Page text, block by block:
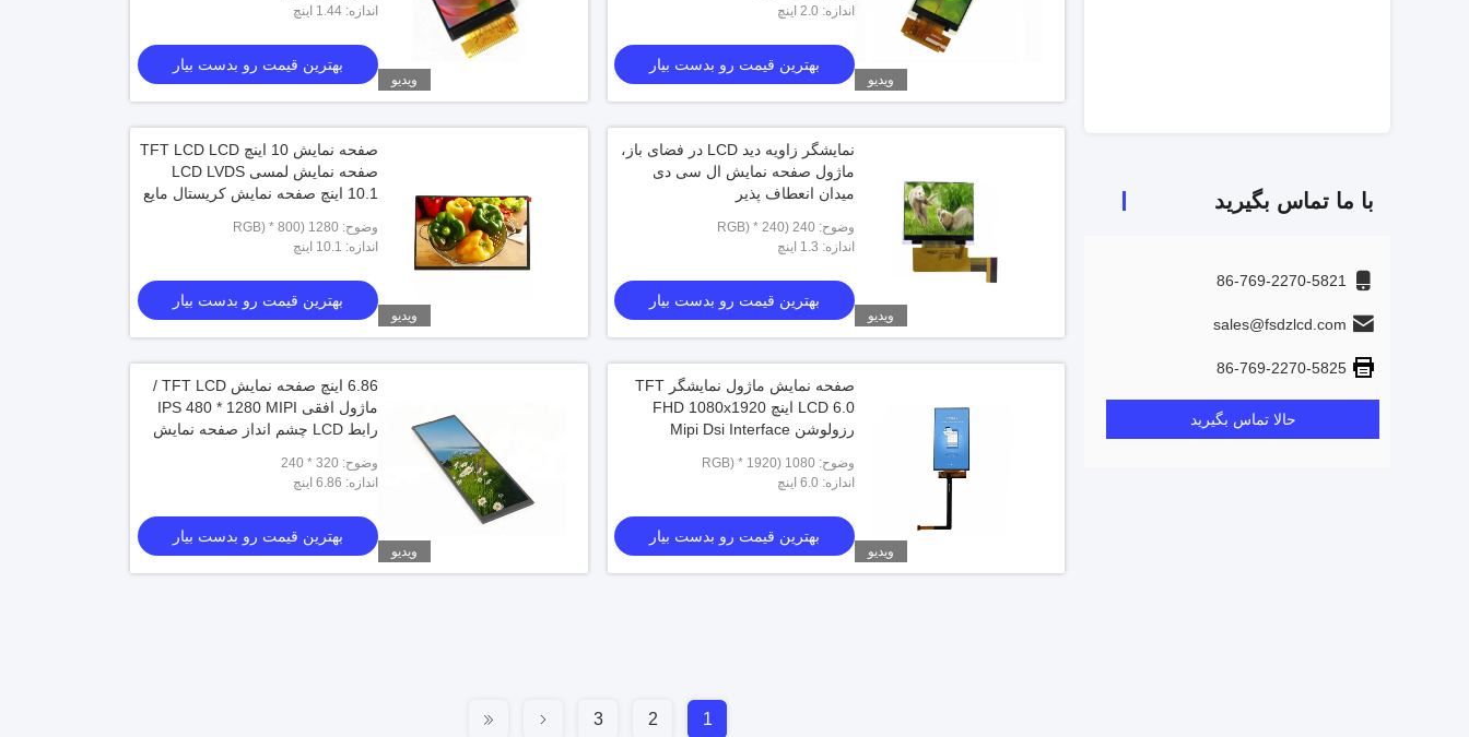
7 اینچ صفحه نمایش LCD
TFT
بهترین قیمت رو بدست بیار
با ما تماس بگیرید
86-769-2270-5821
sales@fsdzlcd.com
86-769-2270-5825
حالا تماس بگیرید
ویدیو
اندازه: 2.0 اینچ
بهترین قیمت رو بدست بیار
ویدیو
اندازه: 1.44 اینچ
بهترین قیمت رو بدست بیار
ویدیو
نمایشگر زاویه دید LCD در فضای باز،
ماژول صفحه نمایش ال سی دی
میدان انعطاف پذیر
وضوح: 240 (RGB) * 240
اندازه: 1.3 اینچ
بهترین قیمت رو بدست بیار
ویدیو
صفحه نمایش 10 اینچ TFT LCD LCD
صفحه نمایش لمسی LCD LVDS
10.1 اینچ صفحه نمایش کریستال مایع
وضوح: 1280 (RGB) * 800
اندازه: 10.1 اینچ
بهترین قیمت رو بدست بیار
ویدیو
صفحه نمایش ماژول نمایشگر TFT
LCD 6.0 اینچ FHD 1080x1920
رزولوشن Mipi Dsi Interface
وضوح: 1080 (RGB) * 1920
اندازه: 6.0 اینچ
بهترین قیمت رو بدست بیار
ویدیو
6.86 اینچ صفحه نمایش TFT LCD /
ماژول افقی IPS 480 * 1280 MIPI
رابط LCD چشم انداز صفحه نمایش
وضوح: 320 * 240
اندازه: 6.86 اینچ
بهترین قیمت رو بدست بیار
1
2
3